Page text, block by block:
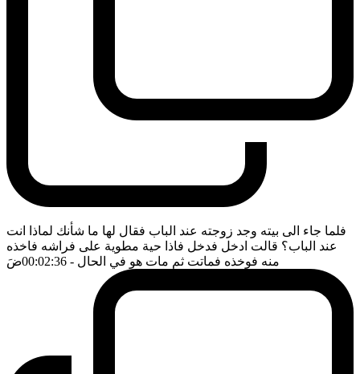
فلما جاء الى بيته وجد زوجته عند الباب فقال لها ما شأنك لماذا انت
عند الباب؟ قالت ادخل فدخل فاذا حية مطوية على فراشه فاخذه
منه فوخذه فماتت ثم مات هو في الحال - 00:02:36 ضَ